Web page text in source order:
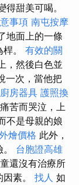
甜美可喝。
事項 南屯按摩
地面上的一條
。 有效的關
，然後白色並
一次，當他把
廚房器具 護照換
苦而哭泣，上
不是母親的娘
燴價格 此外，
台胞證高雄
還沒有治療所
素。 找人 如